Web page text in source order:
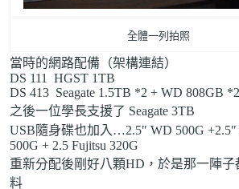
全體一列拍照
當時的網路配備（架構連結）
DS 111 HGST 1TB
DS 413 Seagate 1.5TB *2 + WD 808GB *2
之後一位學長支援了 Seagate 3TB
USB隨身碟也加入…2.5″ WD 500G +2.5″
500G + 2.5 Fujitsu 320G
重新分配後剛好八顆HD，於是那一陣子
料